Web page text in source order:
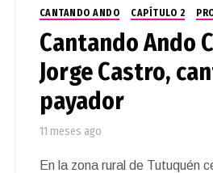
CANTANDO ANDO CAPÍTULO 2
Cantando Ando
Jorge Castro,
payador
11 meses ago
En la zona rural de Tutuquén